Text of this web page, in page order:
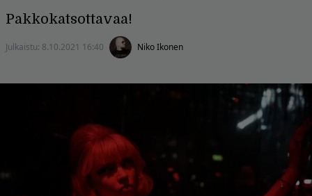
Pakkokatsottavaa!
Julkaistu: 8.10.2021 16:40 Niko Ikonen